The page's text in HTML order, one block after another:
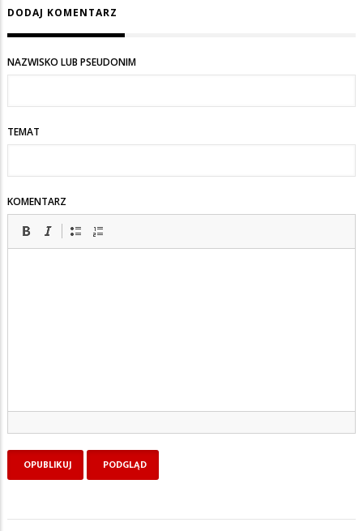
DODAJ KOMENTARZ
NAZWISKO LUB PSEUDONIM
TEMAT
KOMENTARZ